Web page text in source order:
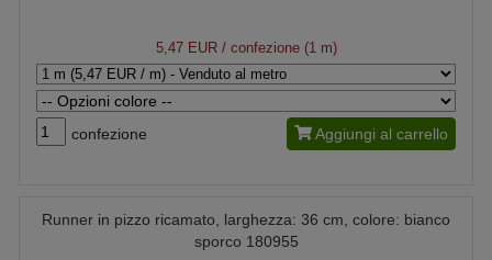
5,47 EUR/ confezione (1 m)
confezione Aggiungi al carrello
Runner in pizzo ricamato, larghezza: 36 cm, colore: bianco
sporco 180955